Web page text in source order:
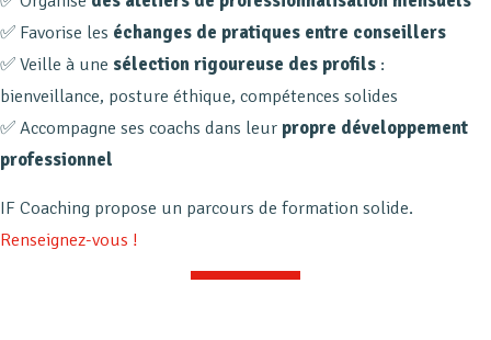
✅ Favorise les échanges de pratiques entre conseillers
✅ Veille à une sélection rigoureuse des profils :
bienveillance, posture éthique, compétences solides
✅ Accompagne ses coachs dans leur propre développement
professionnel
IF Coaching propose un parcours de formation solide.
Renseignez-vous !